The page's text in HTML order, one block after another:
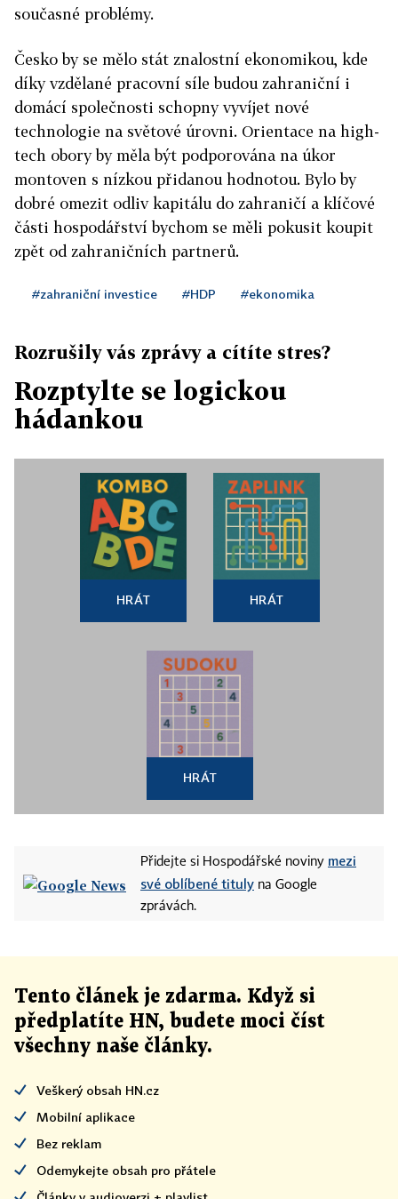
současné problémy.
Česko by se mělo stát znalostní ekonomikou, kde
díky vzdělané pracovní síle budou zahraniční i
domácí společnosti schopny vyvíjet nové
technologie na světové úrovni. Orientace na high-
tech obory by měla být podporována na úkor
montoven s nízkou přidanou hodnotou. Bylo by
dobré omezit odliv kapitálu do zahraničí a klíčové
části hospodářství bychom se měli pokusit koupit
zpět od zahraničních partnerů.
#zahraniční investice #HDP #ekonomika
Rozrušily vás zprávy a cítíte stres?
Rozptylte se logickou
hádankou
HRÁT HRÁT
HRÁT
Přidejte si Hospodářské noviny mezi
své oblíbené tituly na Google
zprávách.
Tento článek je zdarma. Když si
předplatíte HN, budete moci číst
všechny naše články.
Veškerý obsah HN.cz
Mobilní aplikace
Bez reklam
Odemykejte obsah pro přátele